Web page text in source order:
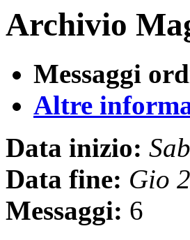
Archivio
Messaggi
Altre
Data inizio:
Data fine: Gio
Messaggi: 6